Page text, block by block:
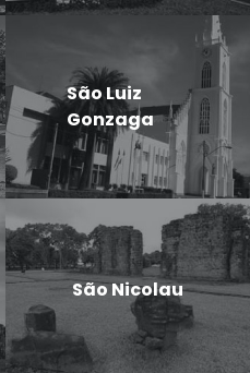
São Luiz
Gonzaga
São Nicolau